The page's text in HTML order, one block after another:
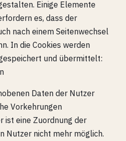
Einige Elemente
es, dass der
nach einem Seitenwechsel
In die Cookies werden
und übermittelt:
Daten der Nutzer
Vorkehrungen
ist eine Zuordnung der
Nutzer nicht mehr möglich.